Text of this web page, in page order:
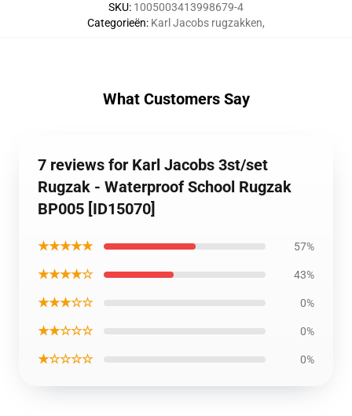
SKU: 1005003413998679-4
Categorieën: Karl Jacobs rugzakken,
What Customers Say
7 reviews for Karl Jacobs 3st/set
Rugzak - Waterproof School Rugzak
BP005 [ID15070]
★★★★★ 57%
★★★★☆ 43%
★★★☆☆ 0%
★★☆☆☆ 0%
★☆☆☆☆ 0%